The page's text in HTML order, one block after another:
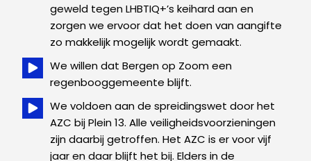
geweld tegen LHBTIQ+’s keihard aan en
zorgen we ervoor dat het doen van aangifte
zo makkelijk mogelijk wordt gemaakt.
We willen dat Bergen op Zoom een
regenbooggemeente blijft.
We voldoen aan de spreidingswet door het
AZC bij Plein 13. Alle veiligheidsvoorzieningen
zijn daarbij getroffen. Het AZC is er voor vijf
jaar en daar blijft het bij. Elders in de